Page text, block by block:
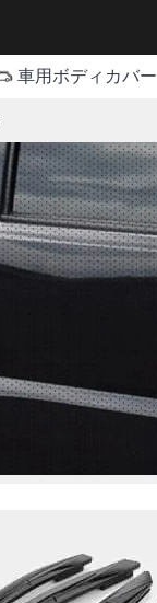
車用ボディカバー